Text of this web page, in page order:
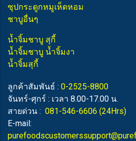
ซุปกระดูกหมูเห็ดหอม
ชาบูอื่นๆ
น้ำจิ้มชาบู สุกี้
น้ำจิ้มชาบู น้ำจิ้มงา
น้ำจิ้มสุกี้
ลูกค้าสัมพันธ์ : 0-2525-8800
จันทร์-ศุกร์ : เวลา 8.00-17.00 น.
สายด่วน : 081-546-6606 (24Hrs)
E-mail: